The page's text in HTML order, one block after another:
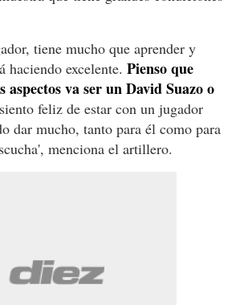
tiene mucho que aprender y
haciendo excelente. Pienso que
va ser un David Suazo o
feliz de estar con un jugador
dar mucho, tanto para él como para
menciona el artillero.